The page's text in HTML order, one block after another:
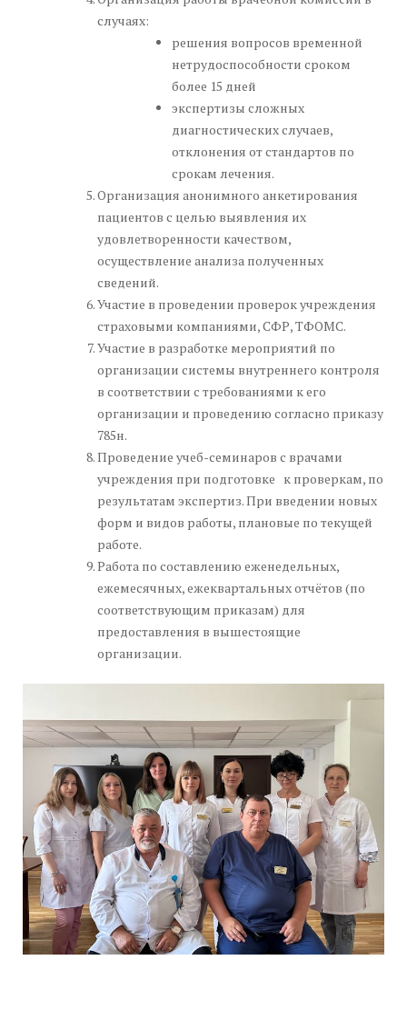
случаях:
решения вопросов временной
нетрудоспособности сроком
более 15 дней
экспертизы сложных
диагностических случаев,
отклонения от стандартов по
срокам лечения.
Организация анонимного анкетирования
пациентов с целью выявления их
удовлетворенности качеством,
осуществление анализа полученных
сведений.
Участие в проведении проверок учреждения
страховыми компаниями, СФР, ТФОМС.
Участие в разработке мероприятий по
организации системы внутреннего контроля
в соответствии с требованиями к его
организации и проведению согласно приказу
785н.
Проведение учеб-семинаров с врачами
учреждения при подготовке к проверкам, по
результатам экспертиз. При введении новых
форм и видов работы, плановые по текущей
работе.
Работа по составлению еженедельных,
ежемесячных, ежеквартальных отчётов (по
соответствующим приказам) для
предоставления в вышестоящие
организации.